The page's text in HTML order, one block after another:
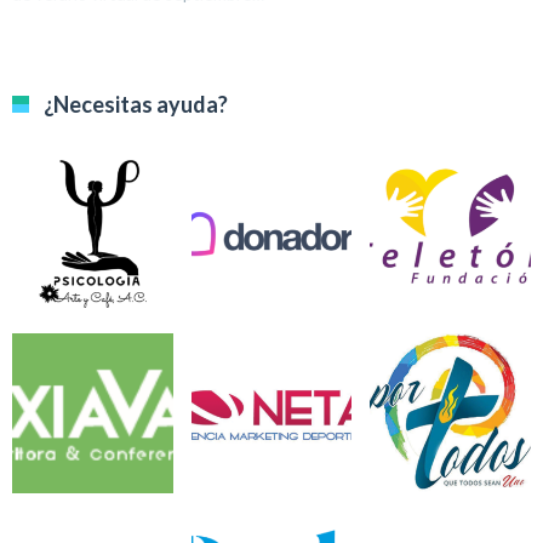
¿Necesitas ayuda?